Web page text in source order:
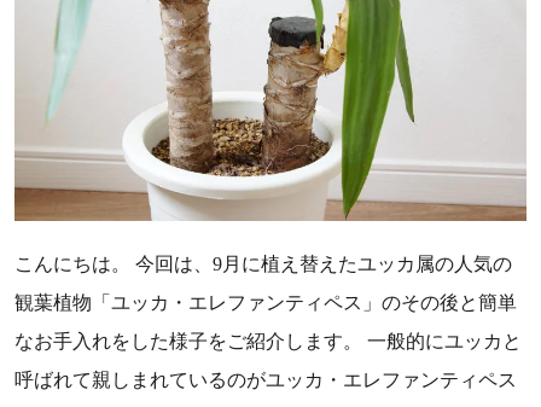
こんにちは。 今回は、9月に植え替えたユッカ属の人気の
観葉植物「ユッカ・エレファンティペス」のその後と簡単
なお手入れをした様子をご紹介します。 一般的にユッカと
呼ばれて親しまれているのがユッカ・エレファンティペス